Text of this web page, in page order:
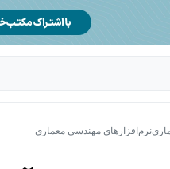
نرم‌افزارهای مهندسی معماری